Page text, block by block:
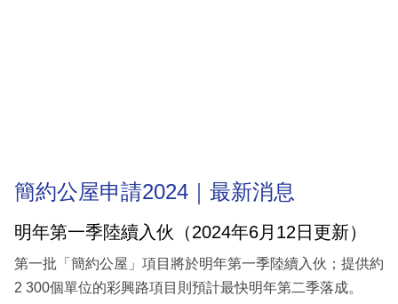
簡約公屋申請2024｜最新消息
明年第一季陸續入伙（2024年6月12日更新）
第一批「簡約公屋」項目將於明年第一季陸續入伙；提供約
2 300個單位的彩興路項目則預計最快明年第二季落成。